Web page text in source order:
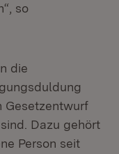
so
die
Gesetzentwurf
Dazu gehört
Person seit